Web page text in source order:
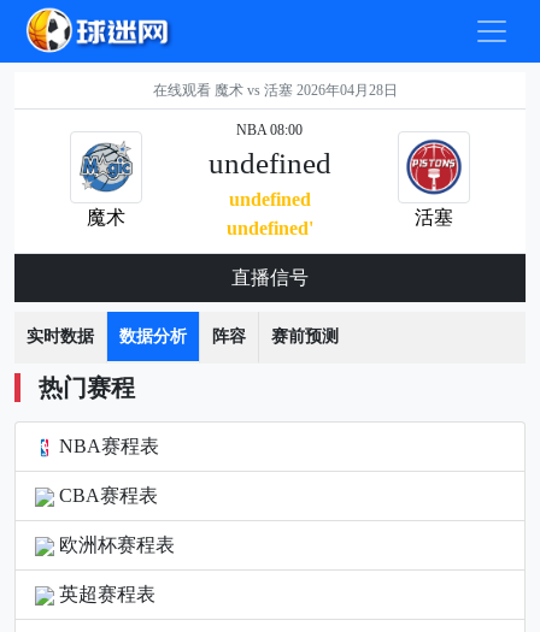
在线观看 魔术 vs 活塞 2026年04月28日
魔术
NBA 08:00
undefined
undefined
undefined'
活塞
直播信号
实时数据 数据分析 阵容 赛前预测
热门赛程
NBA赛程表
CBA赛程表
欧洲杯赛程表
英超赛程表